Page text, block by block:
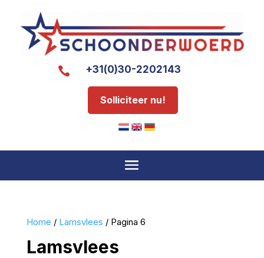
 +31(0)30-2202143
Solliciteer nu!
Home / Lamsvlees / Pagina 6
Lamsvlees